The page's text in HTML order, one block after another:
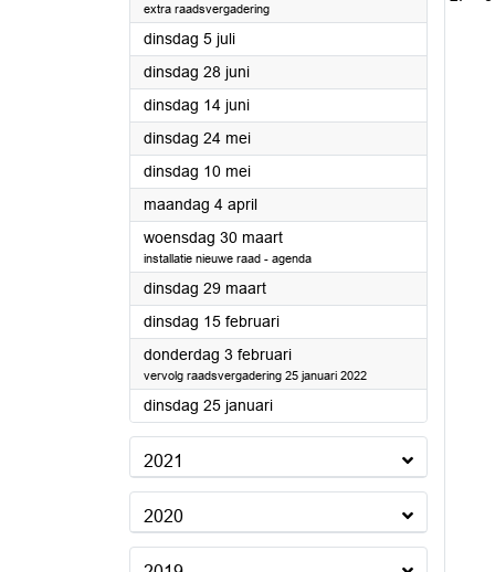
extra raadsvergadering
dinsdag 5 juli2022
dinsdag 28 juni2022
dinsdag 14 juni2022
dinsdag 24 mei2022
dinsdag 10 mei2022
maandag 4 april2022
woensdag 30 maart2022
installatie nieuwe raad - agenda
dinsdag 29 maart2022
dinsdag 15 februari2022
donderdag 3 februari2022
vervolg raadsvergadering 25 januari 2022
dinsdag 25 januari2022
2021
2020